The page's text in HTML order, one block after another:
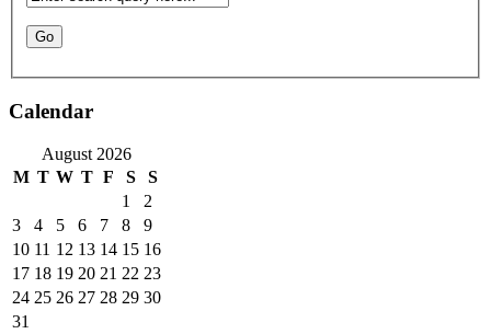
Calendar
August 2026
M T W T F S S
1
2
3
4 5 6 7 8
9
10 11 12 13 14 15 16
17 18 19 20 21 22 23
24 25 26 27 28 29 30
31